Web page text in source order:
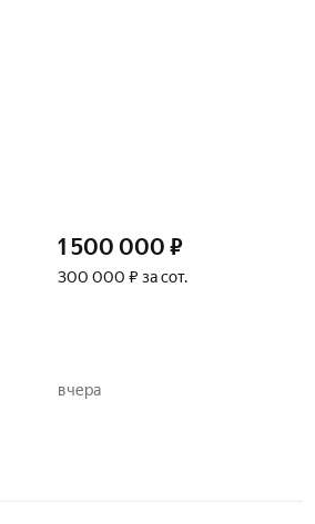
1 500 000 ₽
300 000 ₽ за сот.
вчера